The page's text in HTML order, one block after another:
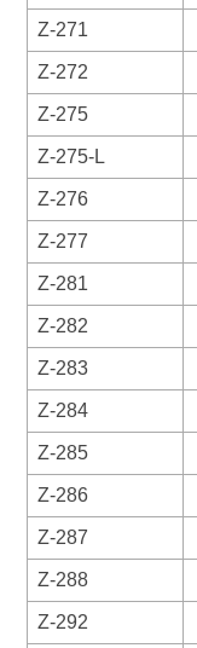
Z-271
Z-272
Z-275
Z-275-L
Z-276
Z-277
Z-281
Z-282
Z-283
Z-284
Z-285
Z-286
Z-287
Z-288
Z-292